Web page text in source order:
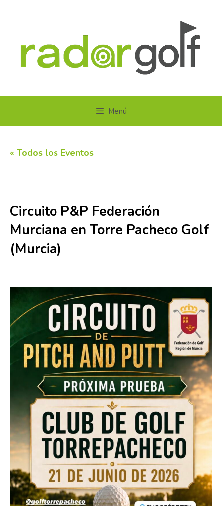
Menú
« Todos los Eventos
Circuito P&P Federación
Murciana en Torre Pacheco Golf
(Murcia)